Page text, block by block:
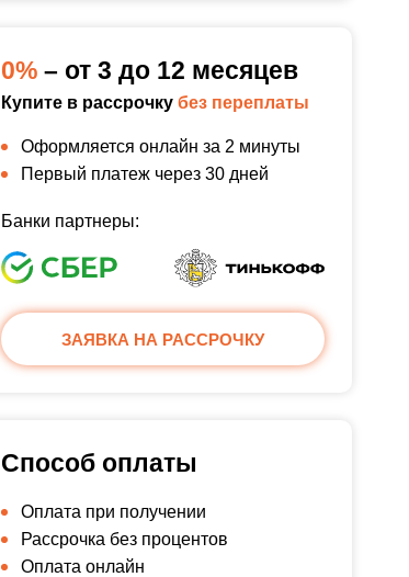
0% – от 3 до 12 месяцев
Купите в рассрочку без переплаты
Оформляется онлайн за 2 минуты
Первый платеж через 30 дней
Банки партнеры:
ЗАЯВКА НА РАССРОЧКУ
Способ оплаты
Оплата при получении
Рассрочка без процентов
Оплата онлайн